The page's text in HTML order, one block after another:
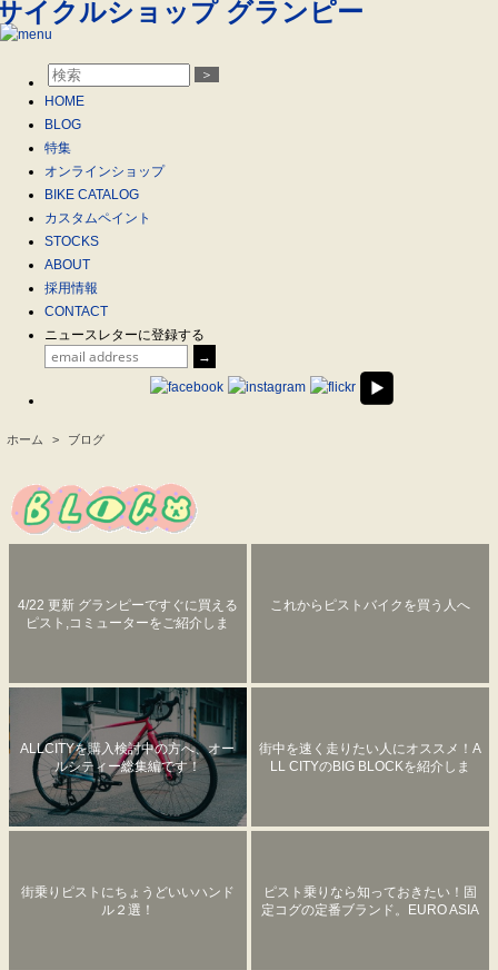
＞
HOME
BLOG
特集
オンラインショップ
BIKE CATALOG
カスタムペイント
STOCKS
ABOUT
採用情報
CONTACT
ニュースレターに登録する
ホーム > ブログ
4/22 更新 グランピーですぐに買える
ピスト,コミューターをご紹介しま
これからピストバイクを買う人へ
ALLCITYを購入検討中の方へ、オー
ルシティー総集編です！
街中を速く走りたい人にオススメ！A
LL CITYのBIG BLOCKを紹介しま
街乗りピストにちょうどいいハンド
ル２選！
ピスト乗りなら知っておきたい！固
定コグの定番ブランド。EURO ASIA